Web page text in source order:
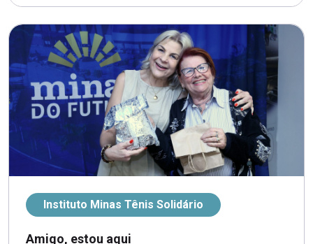
Instituto Minas Tênis Solidário
Amigo, estou aqui